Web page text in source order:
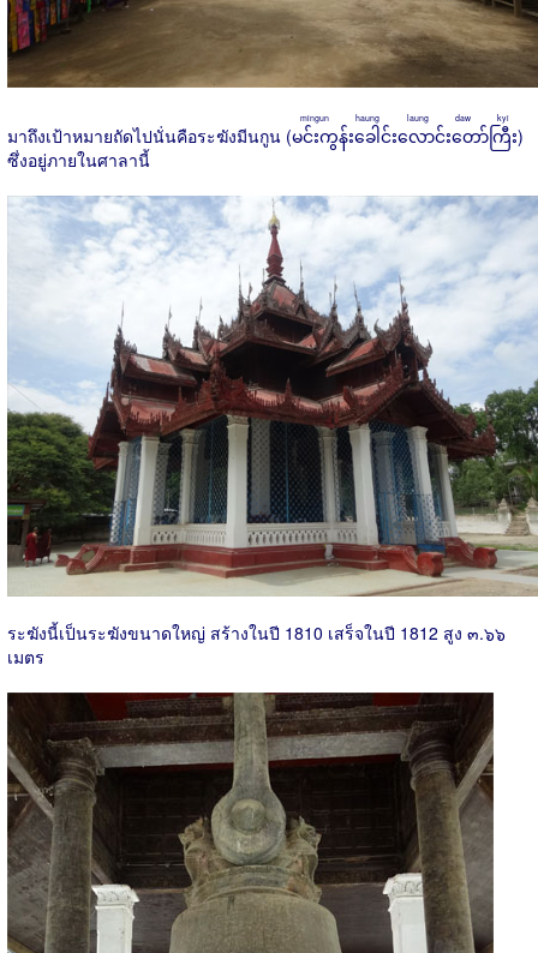
มาถึงเป้าหมายถัดไปนั่นคือระฆังมีนกูน (မင်းကွန်းခေါင်းလောင်းတော်ကြီး
mingun haung laung daw kyi
)
ซึ่งอยู่ภายในศาลานี้
ระฆังนี้เป็นระฆังขนาดใหญ่ สร้างในปี 1810 เสร็จในปี 1812 สูง ๓.๖๖
เมตร